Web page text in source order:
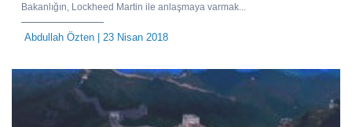
Bakanlığın, Lockheed Martin ile anlaşmaya varmak...
Abdullah Özten | 23 Nisan 2018